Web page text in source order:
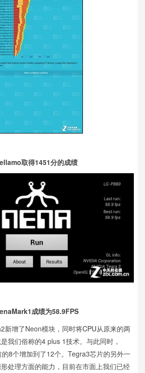
取得1451分的成绩
成绩为58.9FPS
新增了Neon模块，同时将CPU从原来的两
我们俗称的4 plus 1技术。与此同时，
8个增加到了12个。Tegra3芯片的另外一
处理方面的能力，目前在市面上我们已经